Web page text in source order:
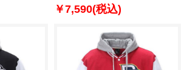
￥7,590(税込)